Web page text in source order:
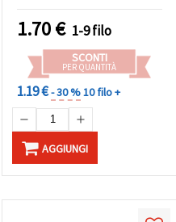
1.70€ 1-9 filo
SCONTI
PER QUANTITÀ
1.19 €- 30 %10 filo +
AGGIUNGI